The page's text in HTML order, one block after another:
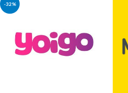
-32%